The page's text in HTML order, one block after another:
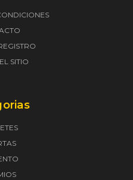
SITIO